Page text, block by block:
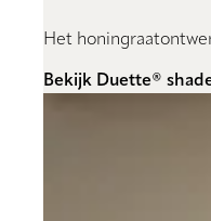
Het
Bekijk Duette®